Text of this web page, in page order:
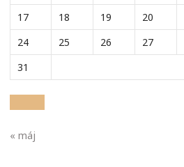
17
18 19 20
24
25 26 27
31
« máj